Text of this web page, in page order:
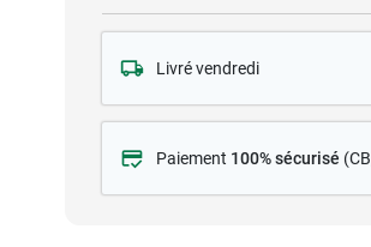
Livré vendredi
Paiement 100% sécurisé (CB